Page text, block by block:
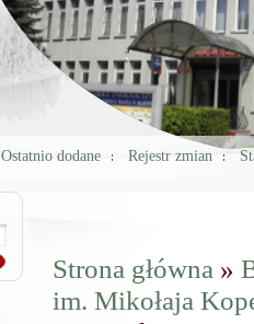
Ostatnio dodane Rejestr zmian
Jesteś tutaj
Strona główna »
im. Mikołaja